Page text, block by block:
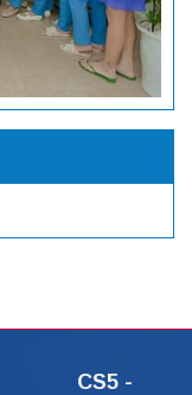
CS5 -